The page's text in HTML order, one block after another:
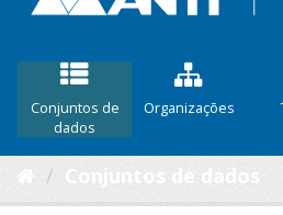
Conjuntos de
dados
Organizações